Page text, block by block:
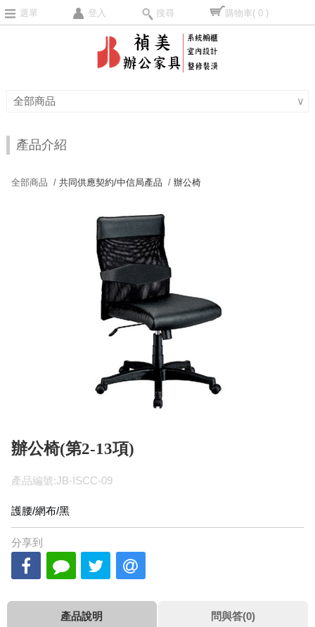
選單 登入 搜尋 購物車( 0 )
全部商品 ∨
產品介紹
全部商品 /共同供應契約/中信局產品 /辦公椅
辦公椅(第2-13項)
產品編號:JB-ISCC-09
護腰/網布/黑
分享到
產品說明
問與答(0)